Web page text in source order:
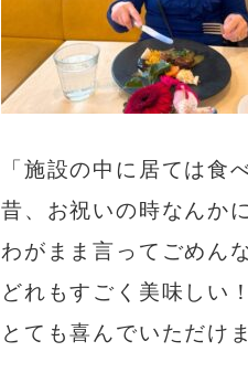
「施設の中に居ては食
昔、お祝いの時なんか
わがまま言ってごめん
どれもすごく美味しい
とても喜んでいただけ